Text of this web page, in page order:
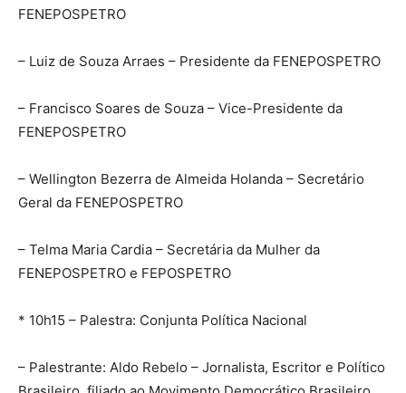
FENEPOSPETRO
– Luiz de Souza Arraes – Presidente da FENEPOSPETRO
– Francisco Soares de Souza – Vice-Presidente da
FENEPOSPETRO
– Wellington Bezerra de Almeida Holanda – Secretário
Geral da FENEPOSPETRO
– Telma Maria Cardia – Secretária da Mulher da
FENEPOSPETRO e FEPOSPETRO
* 10h15 – Palestra: Conjunta Política Nacional
– Palestrante: Aldo Rebelo – Jornalista, Escritor e Político